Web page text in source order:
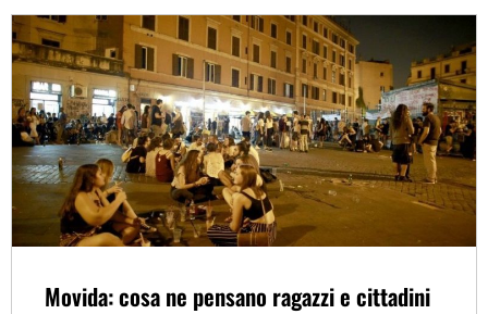
Movida: cosa ne pensano ragazzi e cittadini